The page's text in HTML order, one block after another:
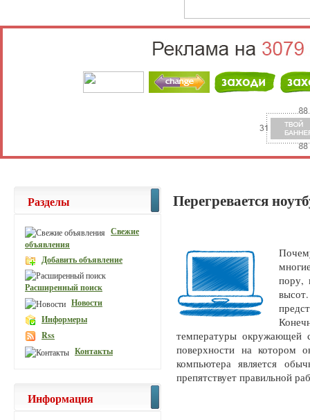
Перегревается
пору,
температуры окружающей
поверхности на котором
компьютера является
препятствует правильной
Разделы
Свежие
объявления
Добавить объявление
Расширенный поиск
Новости
Информеры
Rss
Контакты
Информация